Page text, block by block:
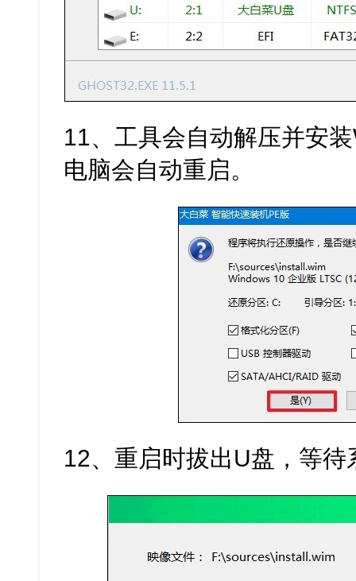
11、工具会自动解压并安
电脑会自动重启。
12、重启时拔出U盘，等待